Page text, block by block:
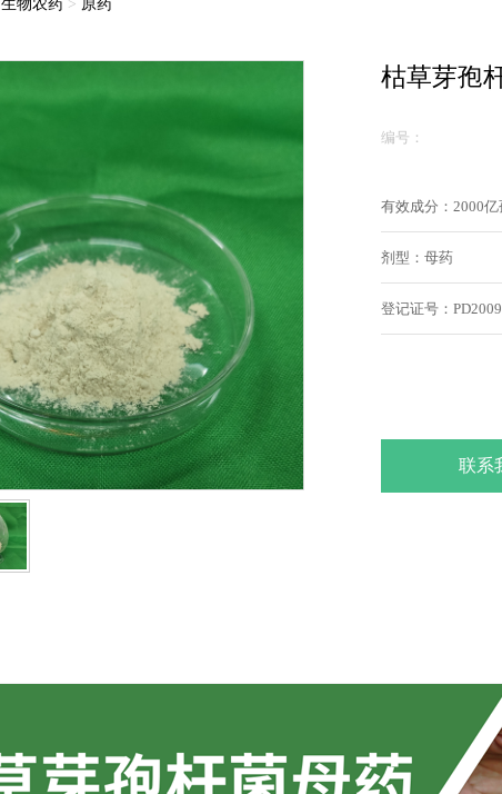
生物农药 > 原药
枯草芽孢
编号：
有效成分：2000
剂型：母药
登记证号：
联系